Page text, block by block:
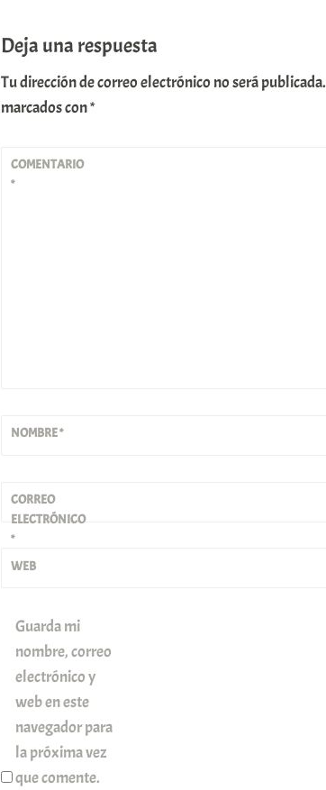
Deja una respuesta
Tu dirección de correo electrónico no será publicada.
marcados con*
COMENTARIO
*
NOMBRE*
CORREO
ELECTRÓNICO
*
WEB
Guarda mi
nombre, correo
electrónico y
web en este
navegador para
la próxima vez
que comente.